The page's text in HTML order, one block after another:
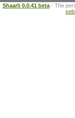
Shaarli 0.0.41 beta - The